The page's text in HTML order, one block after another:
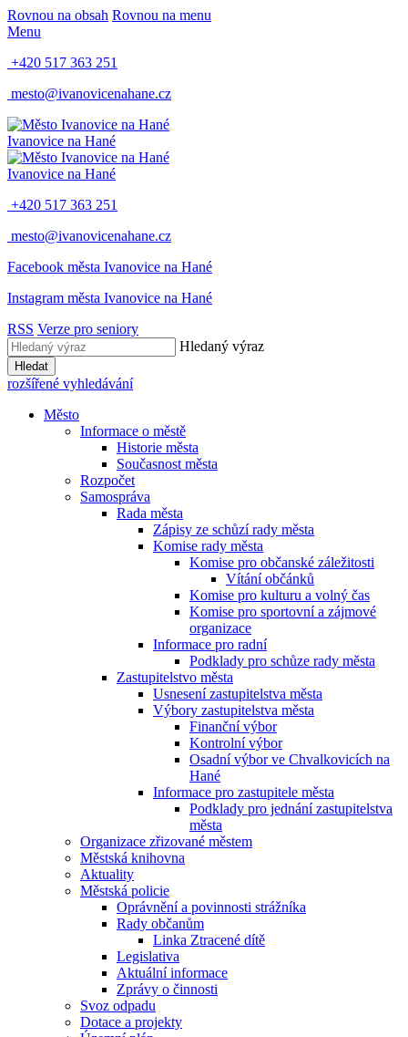
Rovnou na obsah Rovnou na menu
Menu
+420 517 363 251
mesto@ivanovicenahane.cz
Ivanovice na Hané
Ivanovice na Hané
+420 517 363 251
mesto@ivanovicenahane.cz
Facebook města Ivanovice na Hané
Instagram města Ivanovice na Hané
RSS Verze pro seniory
Hledaný výraz
Hledat
rozšířené vyhledávání
Město
Informace o městě
Historie města
Současnost města
Rozpočet
Samospráva
Rada města
Zápisy ze schůzí rady města
Komise rady města
Komise pro občanské záležitosti
Vítání občánků
Komise pro kulturu a volný čas
Komise pro sportovní a zájmové
organizace
Informace pro radní
Podklady pro schůze rady města
Zastupitelstvo města
Usnesení zastupitelstva města
Výbory zastupitelstva města
Finanční výbor
Kontrolní výbor
Osadní výbor ve Chvalkovicích na
Hané
Informace pro zastupitele města
Podklady pro jednání zastupitelstva
města
Organizace zřizované městem
Městská knihovna
Aktuality
Městská policie
Oprávnění a povinnosti strážníka
Rady občanům
Linka Ztracené dítě
Legislativa
Aktuální informace
Zprávy o činnosti
Svoz odpadu
Dotace a projekty